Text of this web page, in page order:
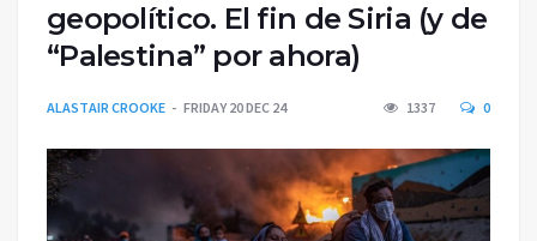
geopolítico. El fin de Siria (y de
“Palestina” por ahora)
ALASTAIR CROOKE FRIDAY 20 DEC 24 1337 0